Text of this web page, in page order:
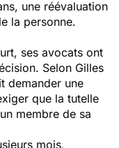
une réévaluation
la personne.
ses avocats ont
Selon Gilles
demander une
que la tutelle
membre de sa
mois,